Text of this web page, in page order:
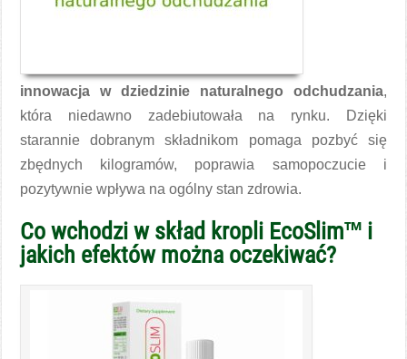
innowacja w dziedzinie naturalnego odchudzania,
która niedawno zadebiutowała na rynku. Dzięki
starannie dobranym składnikom pomaga pozbyć się
zbędnych kilogramów, poprawia samopoczucie i
pozytywnie wpływa na ogólny stan zdrowia.
Co wchodzi w skład kropli EcoSlim™ i
jakich efektów można oczekiwać?